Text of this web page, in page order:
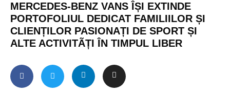
MERCEDES-BENZ VANS ÎȘI EXTINDE
PORTOFOLIUL DEDICAT FAMILIILOR ȘI
CLIENȚILOR PASIONAȚI DE SPORT ȘI
ALTE ACTIVITÃȚI ÎN TIMPUL LIBER